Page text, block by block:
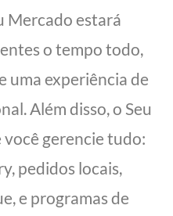
Mercado estará
o tempo todo,
uma experiência de
Além disso, o Seu
gerencie tudo:
pedidos locais,
e programas de